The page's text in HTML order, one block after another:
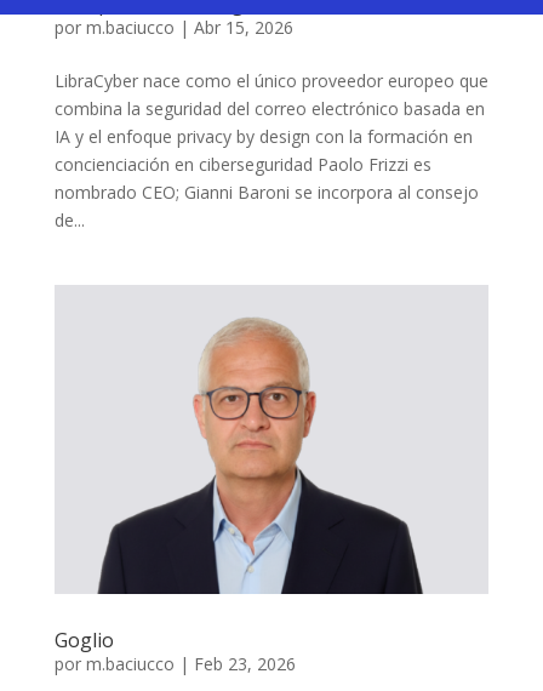
por m.baciucco | Abr 15, 2026
LibraCyber nace como el único proveedor europeo que
combina la seguridad del correo electrónico basada en
IA y el enfoque privacy by design con la formación en
concienciación en ciberseguridad Paolo Frizzi es
nombrado CEO; Gianni Baroni se incorpora al consejo
de...
Goglio
por m.baciucco | Feb 23, 2026